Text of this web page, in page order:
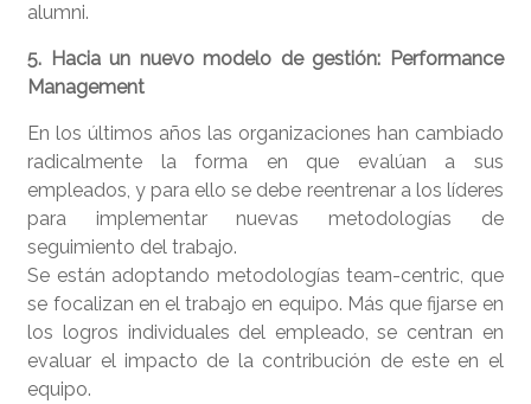
alumni.
5. Hacia un nuevo modelo de gestión: Performance
Management
En los últimos años las organizaciones han cambiado
radicalmente la forma en que evalúan a sus
empleados, y para ello se debe reentrenar a los líderes
para implementar nuevas metodologías de
seguimiento del trabajo.
Se están adoptando metodologías team-centric, que
se focalizan en el trabajo en equipo. Más que fijarse en
los logros individuales del empleado, se centran en
evaluar el impacto de la contribución de este en el
equipo.